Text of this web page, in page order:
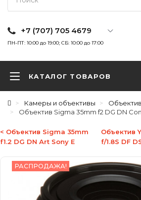
+7 (707) 705 4679
ПН-ПТ: 10:00 до 19:00; СБ: 10:00 до 17:00
КАТАЛОГ ТОВАРОВ
Камеры и объективы
Объектив Sigma 35mm f2 DG DN
< Объектив Sigma 35mm
f1.2 DG DN Art Sony E
Объектив
f/1.8S DF
РАСПРОДАЖА!